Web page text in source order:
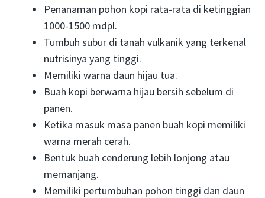
Penanaman pohon kopi rata-rata di ketinggian
1000-1500 mdpl.
Tumbuh subur di tanah vulkanik yang terkenal
nutrisinya yang tinggi.
Memiliki warna daun hijau tua.
Buah kopi berwarna hijau bersih sebelum di
panen.
Ketika masuk masa panen buah kopi memiliki
warna merah cerah.
Bentuk buah cenderung lebih lonjong atau
memanjang.
Memiliki pertumbuhan pohon tinggi dan daun